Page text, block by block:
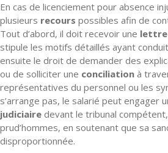
En cas de licenciement pour absence
plusieurs recours possibles afin de
Tout d’abord, il doit recevoir une lettre
stipule les motifs détaillés ayant
ensuite le droit de demander des
ou de solliciter une conciliation à
représentatives du personnel ou les
s’arrange pas, le salarié peut engager
judiciaire devant le tribunal
prud’hommes, en soutenant que sa
disproportionnée.